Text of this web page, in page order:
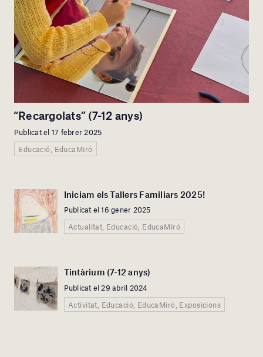
“Recargolats” (7-12 anys)
Publicat el 17 febrer 2025
Educació, EducaMiró
Iniciam els Tallers Familiars 2025!
Publicat el 16 gener 2025
Actualitat, Educació, EducaMiró
Tintàrium (7-12 anys)
Publicat el 29 abril 2024
Activitat, Educació, EducaMiró, Exposicions